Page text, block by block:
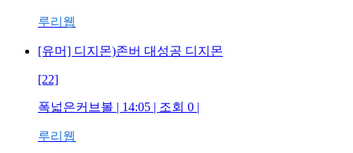
루리웹
[유머] 디지몬)존버 대성공 디지몬
[22]
폭넓은커브볼 | 14:05 | 조회 0 |
루리웹